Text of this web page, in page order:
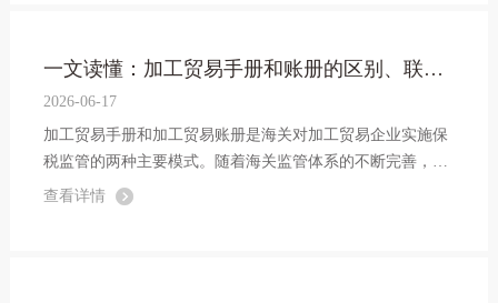
一文读懂：加工贸易手册和账册的区别、联系及企业选择指南
2026-06-17
加工贸易手册和加工贸易账册是海关对加工贸易企业实施保
税监管的两种主要模式。随着海关监管体系的不断完善，两
者的管理要求与适用场景有了明确区分。以下是加工贸易手
查看详情